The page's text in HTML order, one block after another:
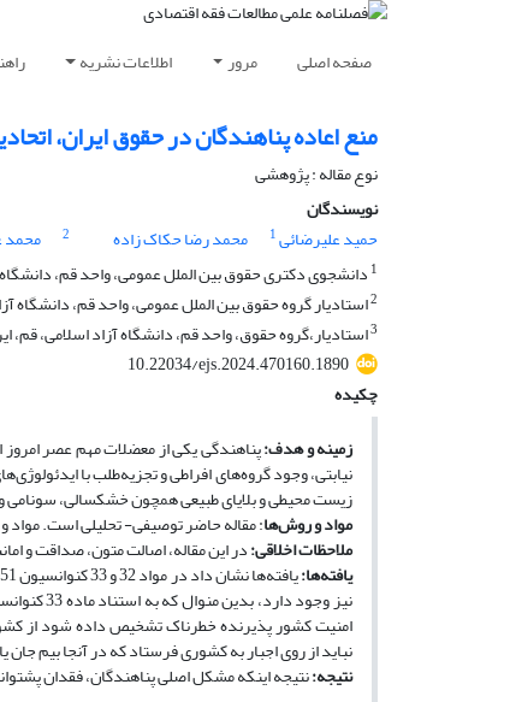
صفحه اصلی مرور اطلاعات نشریه
منع اعاده پناهندگان در حقوق ایران،
نوع مقاله : پژوهشی
نویسندگان
حمید علیرضائی1 محمد رضا حکاک زاده 2 محمد
1دانشجوی دکتری حقوق بین الملل عمومی، واحد قم، دانشگاه
2استادیار گروه حقوق بین الملل عمومی، واحد قم، دانشگاه
3استادیار،گروه حقوق، واحد قم، دانشگاه آزاد اسلامی، قم،
10.22034/ejs.2024.470160.1890
چکیده
زمینه و هدف:پناهندگی یکی از معضلات مهم عصر
نیابتی، وجود گروه‌های افراطی و تجزیه‌طلب با
زیست محیطی و بلایای طبیعی همچون خشکسالی، سونامی و
مواد و روش‌ها: مقاله حاضر توصیفی- تحلیلی است.
ملاحظات اخلاقی:در این مقاله، اصالت متون، صداقت و
یافته‌ها:
نباید از روی اجبار به کشوری فرستاد که در آنجا بیم
نتیجه:نتیجه اینکه مشکل اصلی پناهندگان، فقدان